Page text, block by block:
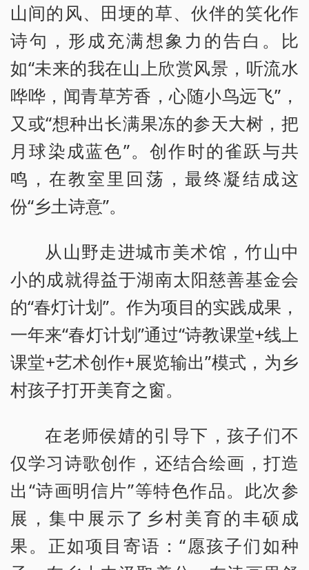
山间的风、田埂的草、伙伴的笑化作
诗句，形成充满想象力的告白。比
如“未来的我在山上欣赏风景，听流水
哗哗，闻青草芳香，心随小鸟远飞”，
又或“想种出长满果冻的参天大树，把
月球染成蓝色”。创作时的雀跃与共
鸣，在教室里回荡，最终凝结成这
份“乡土诗意”。
从山野走进城市美术馆，竹山中
小的成就得益于湖南太阳慈善基金会
的“春灯计划”。作为项目的实践成果，
一年来“春灯计划”通过“诗教课堂+线上
课堂+艺术创作+展览输出”模式，为乡
村孩子打开美育之窗。
在老师侯婧的引导下，孩子们不
仅学习诗歌创作，还结合绘画，打造
出“诗画明信片”等特色作品。此次参
展，集中展示了乡村美育的丰硕成
果。正如项目寄语：“愿孩子们如种